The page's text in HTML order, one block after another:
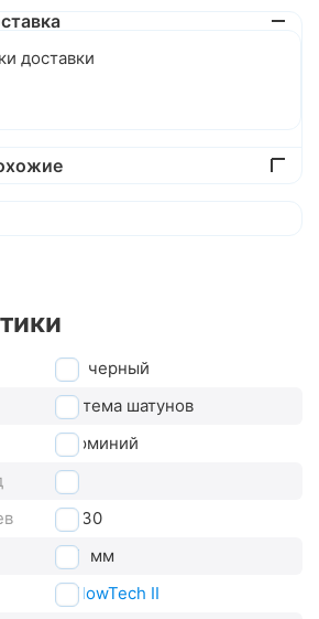
доставки
черный
система шатунов
алюминий
2
46/30
175 мм
HollowTech II